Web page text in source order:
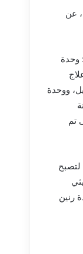
عن
وحدة
ووحدة
تم
لتصبح
حديثي
ووحدة رنين